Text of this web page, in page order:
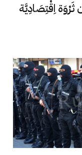
اِقْتِصَادِيَّة